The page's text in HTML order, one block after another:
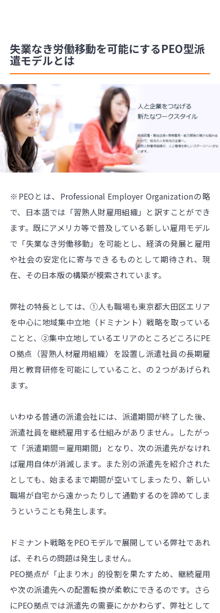
失業なき労働移動を可能にするPEO型派
遣モデルとは
※PEOとは、Professional Employer Organizationの略
で、日本語では「習熟人財雇用組織」と訳すことができ
ます。既にアメリカ等で普及している新しい雇用モデル
で「失業なき労働移動」を可能とし、経済の発展と雇用
や社会の安定化に寄与できるものとして期待され、現
在、その日本版の構築が模索されています。
弊社の特長としては、①人も職場も東京都大田区エリア
を中心に地域集中立地（ドミナント）戦略を取っている
ことと、②集中立地しているエリアのところどころにPE
O拠点（習熟人材雇用組織）を設置し派遣社員の長期雇
用と教育研修を可能にしていること、の２つがあげられ
ます。
いわゆる普通の派遣会社には、派遣期間が終了した後、
派遣社員を継続雇用する仕組みがありません。したがっ
て「派遣期間＝雇用期間」となり、次の派遣先がなけれ
ば雇用自体が消滅します。また別の派遣先を紹介された
としても、始まるまで期間が空いてしまったり、新しい
職場が自宅から遠かったりして通勤するのを諦めてしま
うということも発生します。
ドミナント戦略をPEOモデルで展開している弊社であれ
ば、それらの問題は発生しません。
PEO拠点が「止まり木」的役割を果たすため、継続雇用
や次の派遣先への配置転換が柔軟にできるのです。さら
にPEO拠点では派遣先の需要にかかわらず、弊社として